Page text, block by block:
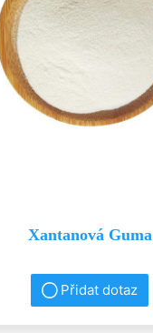
Xantanová Guma
Přidat dotaz